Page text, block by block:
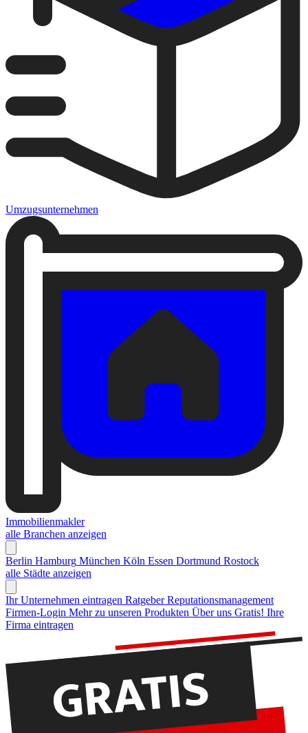
Umzugsunternehmen
Immobilienmakler
alle Branchen anzeigen
Berlin Hamburg München Köln Essen Dortmund Rostock
alle Städte anzeigen
Ihr Unternehmen eintragen Ratgeber Reputationsmanagement
Firmen-Login Mehr zu unseren Produkten Über uns Gratis! Ihre
Firma eintragen